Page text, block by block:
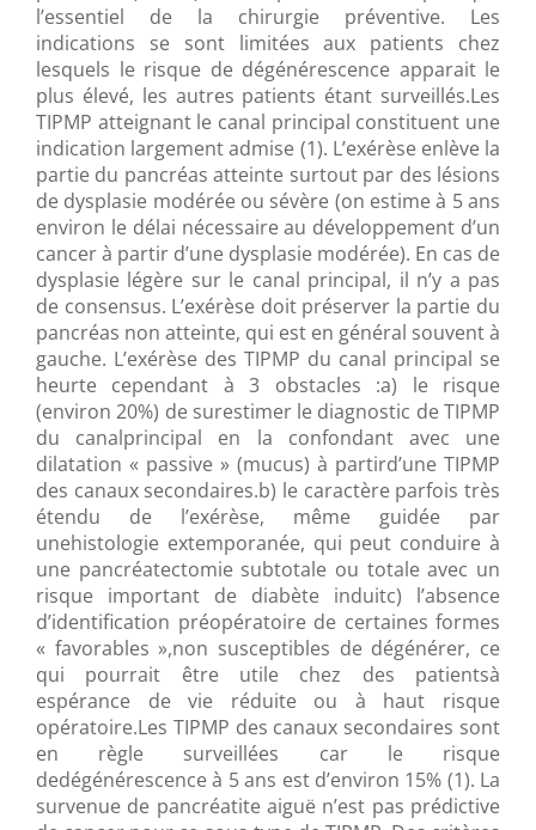
l’essentiel de la chirurgie préventive. Les
indications se sont limitées aux patients chez
lesquels le risque de dégénérescence apparait le
plus élevé, les autres patients étant surveillés.Les
TIPMP atteignant le canal principal constituent une
indication largement admise (1). L’exérèse enlève la
partie du pancréas atteinte surtout par des lésions
de dysplasie modérée ou sévère (on estime à 5 ans
environ le délai nécessaire au développement d’un
cancer à partir d’une dysplasie modérée). En cas de
dysplasie légère sur le canal principal, il n’y a pas
de consensus. L’exérèse doit préserver la partie du
pancréas non atteinte, qui est en général souvent à
gauche. L’exérèse des TIPMP du canal principal se
heurte cependant à 3 obstacles :a) le risque
(environ 20%) de surestimer le diagnostic de TIPMP
du canalprincipal en la confondant avec une
dilatation « passive » (mucus) à partird’une TIPMP
des canaux secondaires.b) le caractère parfois très
étendu de l’exérèse, même guidée par
unehistologie extemporanée, qui peut conduire à
une pancréatectomie subtotale ou totale avec un
risque important de diabète induitc) l’absence
d’identification préopératoire de certaines formes
« favorables »,non susceptibles de dégénérer, ce
qui pourrait être utile chez des patientsà
espérance de vie réduite ou à haut risque
opératoire.Les TIPMP des canaux secondaires sont
en règle surveillées car le risque
dedégénérescence à 5 ans est d’environ 15% (1). La
survenue de pancréatite aiguë n’est pas prédictive